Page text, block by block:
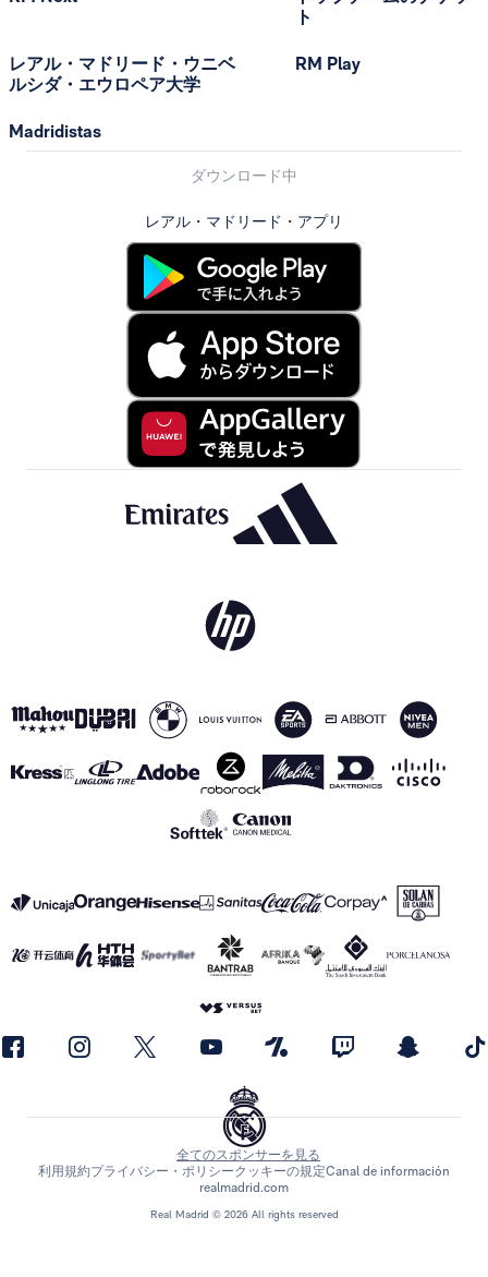
レアル・マドリード・ウニベ
ルシダ・エウロペア大学
Madridistas
ト
RM Play
ダウンロード中
レアル・マドリード・アプリ
Real Madrid © 2026 All rights reserved
全てのスポンサーを見る
利用規約プライバシー・ポリシークッキーの規定Canal de información
realmadrid.com